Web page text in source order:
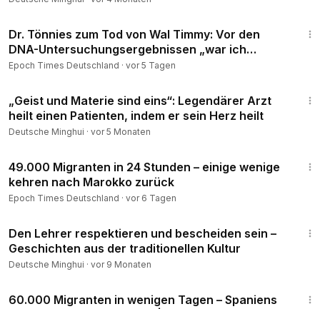
Dr. Tönnies zum Tod von Wal Timmy: Vor den
DNA-Untersuchungsergebnissen „war ich
absolut sicher“
Epoch Times Deutschland · vor 5 Tagen
„Geist und Materie sind eins“: Legendärer Arzt
heilt einen Patienten, indem er sein Herz heilt
Deutsche Minghui · vor 5 Monaten
49.000 Migranten in 24 Stunden – einige wenige
kehren nach Marokko zurück
Epoch Times Deutschland · vor 6 Tagen
Den Lehrer respektieren und bescheiden sein –
Geschichten aus der traditionellen Kultur
Deutsche Minghui · vor 9 Monaten
60.000 Migranten in wenigen Tagen – Spaniens